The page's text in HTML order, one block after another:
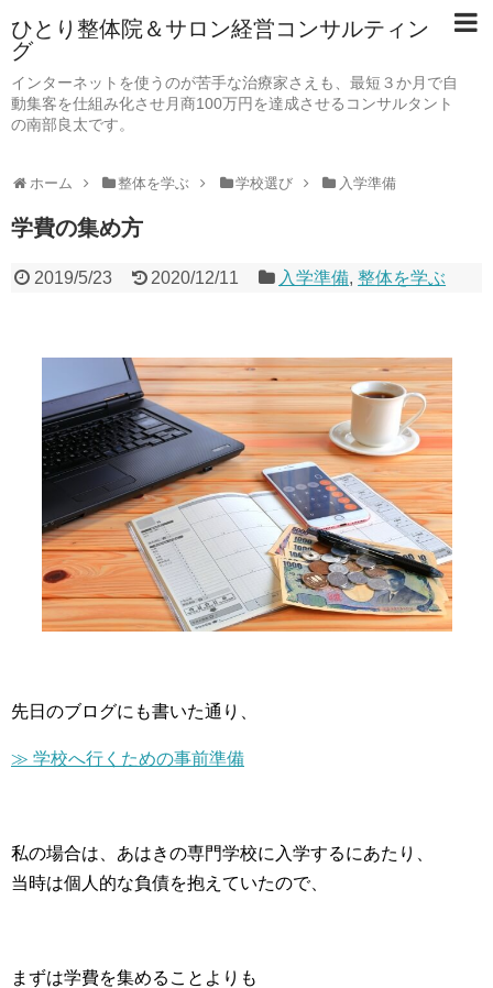
ひとり整体院＆サロン経営コンサルティン
グ
インターネットを使うのが苦手な治療家さえも、最短３か月で自
動集客を仕組み化させ月商100万円を達成させるコンサルタント
の南部良太です。
ホーム 整体を学ぶ 学校選び 入学準備
学費の集め方
2019/5/23 2020/12/11 入学準備,整体を学ぶ
先日のブログにも書いた通り、
≫ 学校へ行くための事前準備
私の場合は、あはきの専門学校に入学するにあたり、
当時は個人的な負債を抱えていたので、
まずは学費を集めることよりも